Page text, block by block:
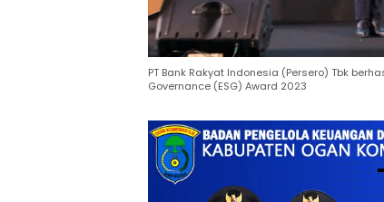
PT Bank Rakyat Indonesia (Persero) Tbk
Governance (ESG) Award 2023